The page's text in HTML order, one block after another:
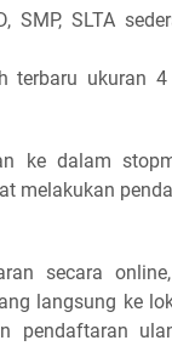
SMP, SLTA
terbaru ukuran
ke dalam
melakukan
secara
langsung ke
pendaftaran